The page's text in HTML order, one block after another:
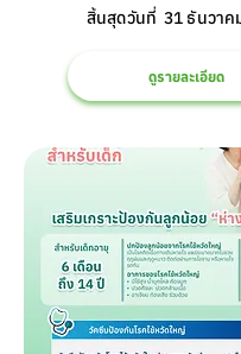
สิ้นสุดวันที่ 31 ธันวาค
ดูรายละเอียด